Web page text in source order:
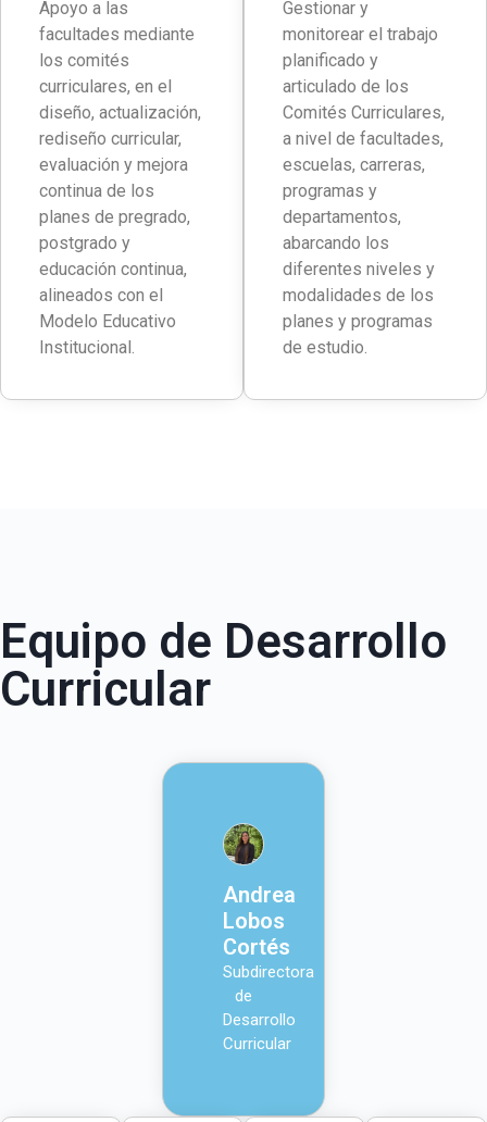
Apoyo a las
facultades mediante
los comités
curriculares, en el
diseño, actualización,
rediseño curricular,
evaluación y mejora
continua de los
planes de pregrado,
postgrado y
educación continua,
alineados con el
Modelo Educativo
Institucional.
Gestionar y
monitorear el trabajo
planificado y
articulado de los
Comités Curriculares,
a nivel de facultades,
escuelas, carreras,
programas y
departamentos,
abarcando los
diferentes niveles y
modalidades de los
planes y programas
de estudio.
Equipo de Desarrollo
Curricular
Andrea
Lobos
Cortés
Subdirectora
de
Desarrollo
Curricular